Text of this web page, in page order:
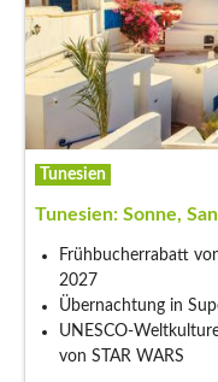
Tunesien
Tunesien: Sonne,
Frühbucherrabatt
2027
Übernachtung in
UNESCO-
von STAR WARS